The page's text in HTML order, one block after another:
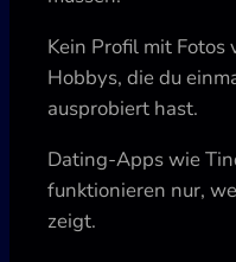
Kein Profil mit Fotos
Hobbys, die du
ausprobiert hast.
Dating-Apps wie
funktionieren nur,
zeigt.